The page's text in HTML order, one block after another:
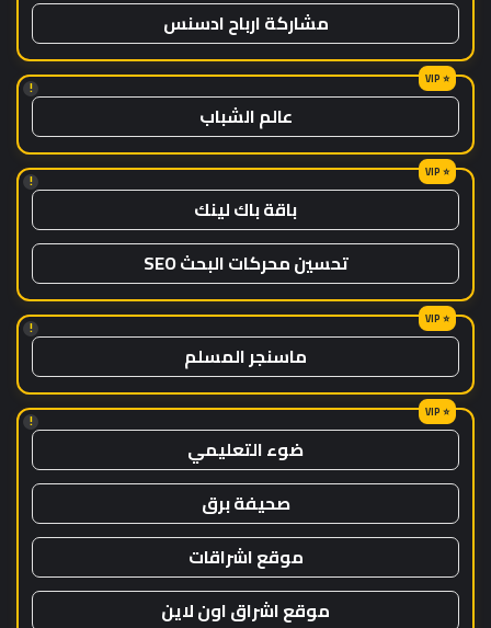
مشاركة ارباح ادسنس
!
عالم الشباب
!
باقة باك لينك
تحسين محركات البحث SEO
!
ماسنجر المسلم
!
ضوء التعليمي
صحيفة برق
موقع اشراقات
موقع اشراق اون لاين